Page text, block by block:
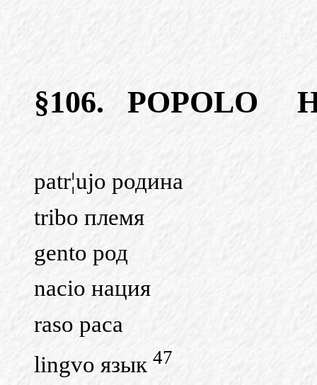
§106. POPOLO
patr¦ujo родина
tribo племя
gento род
nacio нация
raso раса
lingvo язык 47